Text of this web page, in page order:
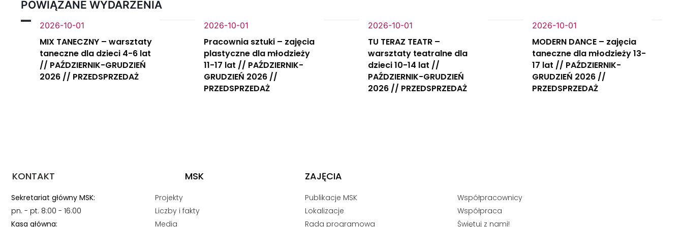
POWIĄZANE WYDARZENIA
2026-10-01
MIX TANECZNY – warsztaty
taneczne dla dzieci 4-6 lat
// PAŹDZIERNIK-GRUDZIEŃ
2026 // PRZEDSPRZEDAŻ
2026-10-01
Pracownia sztuki – zajęcia
plastyczne dla młodzieży
11-17 lat // PAŹDZIERNIK-
GRUDZIEŃ 2026 //
PRZEDSPRZEDAŻ
2026-10-01
TU TERAZ TEATR –
warsztaty teatralne dla
dzieci 10-14 lat //
PAŹDZIERNIK-GRUDZIEŃ
2026 // PRZEDSPRZEDAŻ
2026-10-01
MODERN DANCE – zajęcia
taneczne dla młodzieży 13-
17 lat // PAŹDZIERNIK-
GRUDZIEŃ 2026 //
PRZEDSPRZEDAŻ
KONTAKT MSK ZAJĘCIA
Sekretariat główny MSK:
pn. - pt. 8:00 - 16:00
Kasa główna:
Projekty
Liczby i fakty
Media
Publikacje MSK
Lokalizacje
Rada programowa
Współpracownicy
Współpraca
Świętuj z nami!